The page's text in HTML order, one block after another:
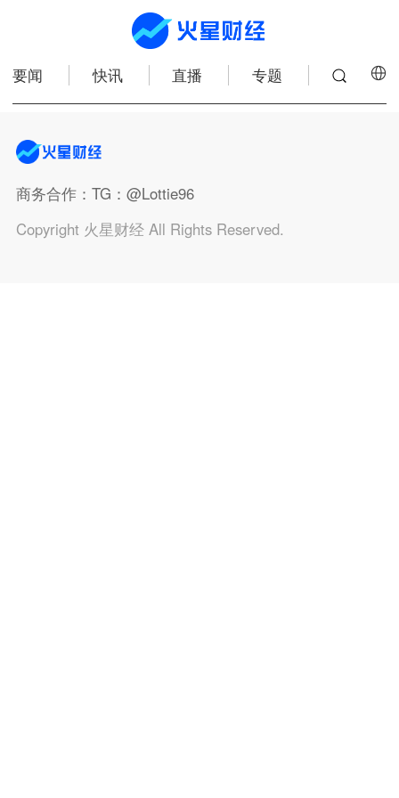
要闻 快讯 直播 专题
商务合作：TG：@Lottie96
Copyright 火星财经 All Rights Reserved.